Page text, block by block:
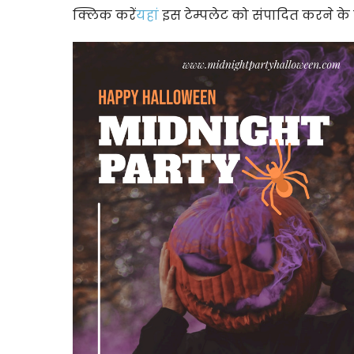
क्लिक करेंयहांइस टेम्पलेट को संपादित करने के